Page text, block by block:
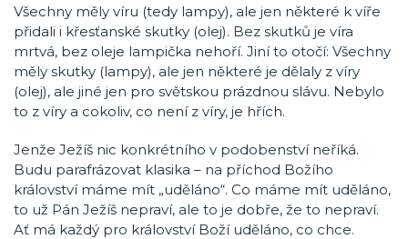
Všechny měly víru (tedy lampy), ale jen některé k víře
přidali i křesťanské skutky (olej). Bez skutků je víra
mrtvá, bez oleje lampička nehoří. Jiní to otočí: Všechny
měly skutky (lampy), ale jen některé je dělaly z víry
(olej), ale jiné jen pro světskou prázdnou slávu. Nebylo
to z víry a cokoliv, co není z víry, je hřích.
Jenže Ježíš nic konkrétního v podobenství neříká.
Budu parafrázovat klasika – na příchod Božího
království máme mít „uděláno“. Co máme mít uděláno,
to už Pán Ježíš nepraví, ale to je dobře, že to nepraví.
Ať má každý pro království Boží uděláno, co chce.